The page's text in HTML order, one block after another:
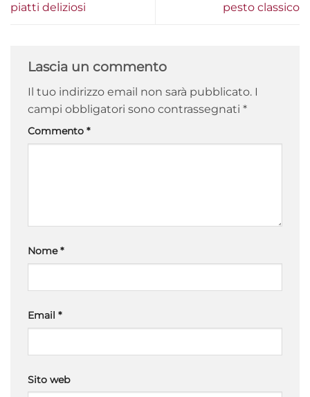
piatti deliziosi
pesto classico
Lascia un commento
Il tuo indirizzo email non sarà pubblicato. I
campi obbligatori sono contrassegnati *
Commento *
Nome*
Email *
Sito web